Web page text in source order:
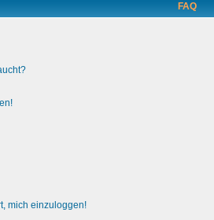
FAQ
mich einzuloggen!